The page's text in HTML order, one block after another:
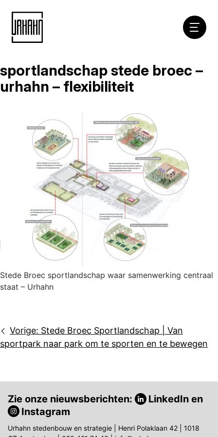
Naar
inhoud
sportlandschap stede broec –
urhahn – flexibiliteit
Stede Broec sportlandschap waar samenwerking centraal
staat – Urhahn
Bericht
navigatie
Vorige: Stede Broec Sportlandschap | Van
sportpark naar park om te sporten en te bewegen
Zie onze nieuwsberichten: LinkedIn en
Instagram
Urhahn stedenbouw en strategie | Henri Polaklaan 42 | 1018